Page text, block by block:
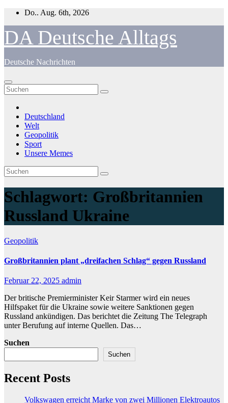
Zum
springen
Do.. Aug. 6th, 2026
DA Deutsche Alltags
Deutsche Nachrichten
Deutschland
Welt
Geopolitik
Sport
Unsere Memes
Schlagwort: Großbritannien
Russland Ukraine
Geopolitik
Großbritannien plant „dreifachen Schlag“ gegen Russland
Februar 22, 2025 admin
Der britische Premierminister Keir Starmer wird ein neues
Hilfspaket für die Ukraine sowie weitere Sanktionen gegen
Russland ankündigen. Das berichtet die Zeitung The Telegraph
unter Berufung auf interne Quellen. Das…
Suchen
Suchen
Recent Posts
Volkswagen erreicht Marke von zwei Millionen Elektroautos